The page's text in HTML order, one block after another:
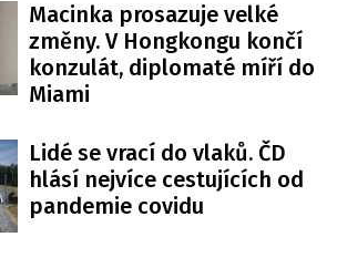
Macinka prosazuje velké
změny. V Hongkongu končí
konzulát, diplomaté míří do
Miami
Lidé se vrací do vlaků. ČD
hlásí nejvíce cestujících od
pandemie covidu